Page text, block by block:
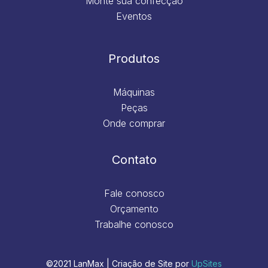
Eventos
Produtos
Máquinas
Peças
Onde comprar
Contato
Fale conosco
Orçamento
Trabalhe conosco
©2021 LanMax | Criação de Site por UpSites